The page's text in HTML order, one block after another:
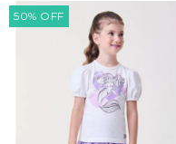
50% OFF